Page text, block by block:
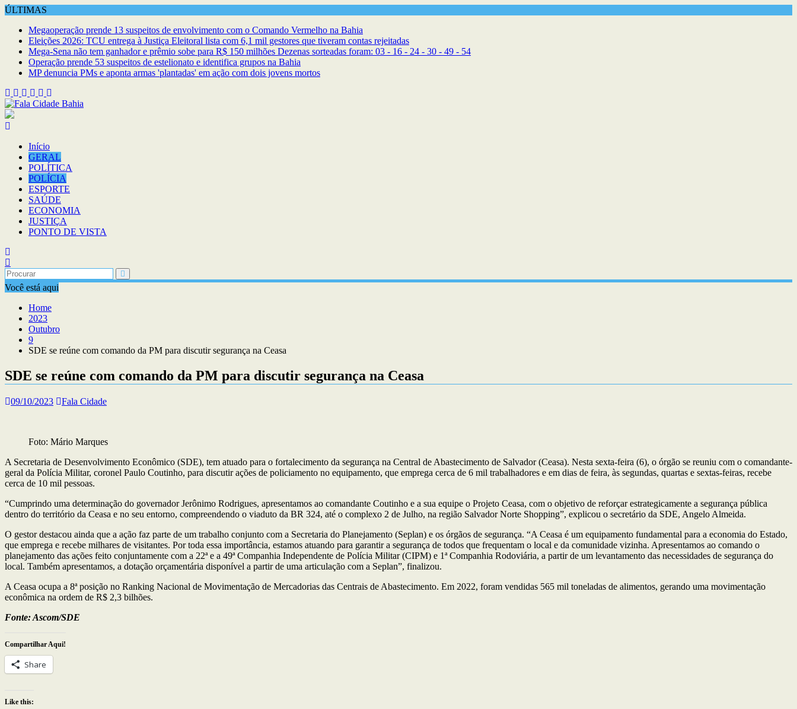
Skip
content
ÚLTIMAS
Megaoperação prende 13 suspeitos de envolvimento com o Comando Vermelho na Bahia
Eleições 2026: TCU entrega à Justiça Eleitoral lista com 6,1 mil gestores que tiveram contas rejeitadas
Mega-Sena não tem ganhador e prêmio sobe para R$ 150 milhões Dezenas sorteadas foram: 03 - 16 - 24 - 30 - 49 - 54
Operação prende 53 suspeitos de estelionato e identifica grupos na Bahia
MP denuncia PMs e aponta armas 'plantadas' em ação com dois jovens mortos
Início
GERAL
POLÍTICA
POLÍCIA
ESPORTE
SAÚDE
ECONOMIA
JUSTIÇA
PONTO DE VISTA
Você está aqui
Home
2023
Outubro
9
SDE se reúne com comando da PM para discutir segurança na Ceasa
SDE se reúne com comando da PM para discutir segurança na Ceasa
09/10/2023 Fala Cidade
Foto: Mário Marques
A Secretaria de Desenvolvimento Econômico (SDE), tem atuado para o fortalecimento da segurança na Central de Abastecimento de Salvador (Ceasa). Nesta sexta-feira (6), o órgão se reuniu com o comandante-
geral da Polícia Militar, coronel Paulo Coutinho, para discutir ações de policiamento no equipamento, que emprega cerca de 6 mil trabalhadores e em dias de feira, às segundas, quartas e sextas-feiras, recebe
cerca de 10 mil pessoas.
“Cumprindo uma determinação do governador Jerônimo Rodrigues, apresentamos ao comandante Coutinho e a sua equipe o Projeto Ceasa, com o objetivo de reforçar estrategicamente a segurança pública
dentro do território da Ceasa e no seu entorno, compreendendo o viaduto da BR 324, até o complexo 2 de Julho, na região Salvador Norte Shopping”, explicou o secretário da SDE, Angelo Almeida.
O gestor destacou ainda que a ação faz parte de um trabalho conjunto com a Secretaria do Planejamento (Seplan) e os órgãos de segurança. “A Ceasa é um equipamento fundamental para a economia do Estado,
que emprega e recebe milhares de visitantes. Por toda essa importância, estamos atuando para garantir a segurança de todos que frequentam o local e da comunidade vizinha. Apresentamos ao comando o
planejamento das ações feito conjuntamente com a 22ª e a 49ª Companhia Independente de Polícia Militar (CIPM) e 1ª Companhia Rodoviária, a partir de um levantamento das necessidades de segurança do
local. Também apresentamos, a dotação orçamentária disponível a partir de uma articulação com a Seplan”, finalizou.
A Ceasa ocupa a 8ª posição no Ranking Nacional de Movimentação de Mercadorias das Centrais de Abastecimento. Em 2022, foram vendidas 565 mil toneladas de alimentos, gerando uma movimentação
econômica na ordem de R$ 2,3 bilhões.
Fonte: Ascom/SDE
Compartilhar Aqui!
Share
Like this: